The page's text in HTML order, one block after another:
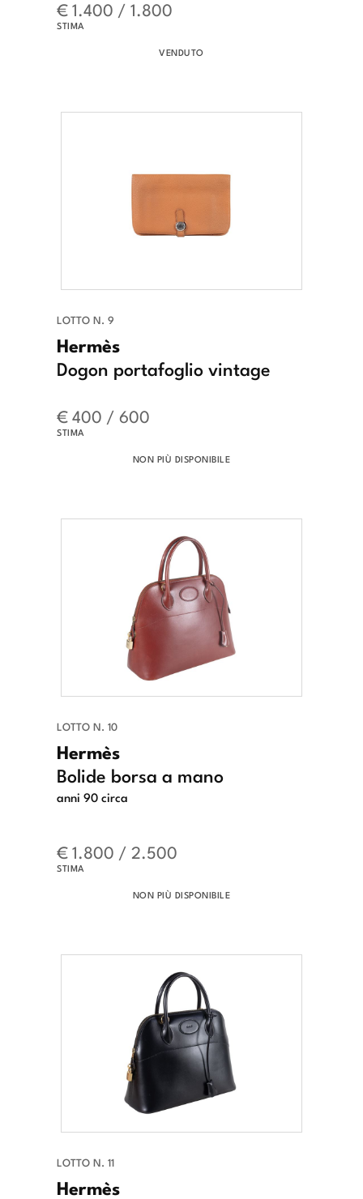
€ 1.400 / 1.800
STIMA
VENDUTO
LOTTO N. 9
Hermès
Dogon portafoglio vintage
€ 400 / 600
STIMA
NON PIÙ DISPONIBILE
LOTTO N. 10
Hermès
Bolide borsa a mano
anni 90 circa
€ 1.800 / 2.500
STIMA
NON PIÙ DISPONIBILE
LOTTO N. 11
Hermès